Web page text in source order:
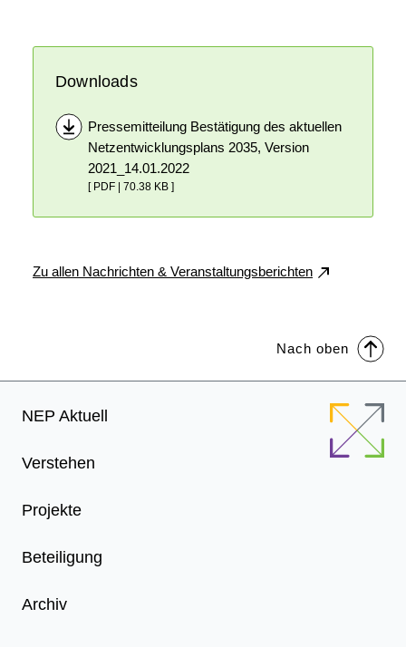
Downloads
Pressemitteilung Bestätigung des aktuellen
Netzentwicklungsplans 2035, Version
2021_14.01.2022
[ PDF | 70.38 KB ]
Zu allen Nachrichten & Veranstaltungsberichten
Nach oben
Footer
NEP Aktuell
Verstehen
Projekte
Beteiligung
Archiv